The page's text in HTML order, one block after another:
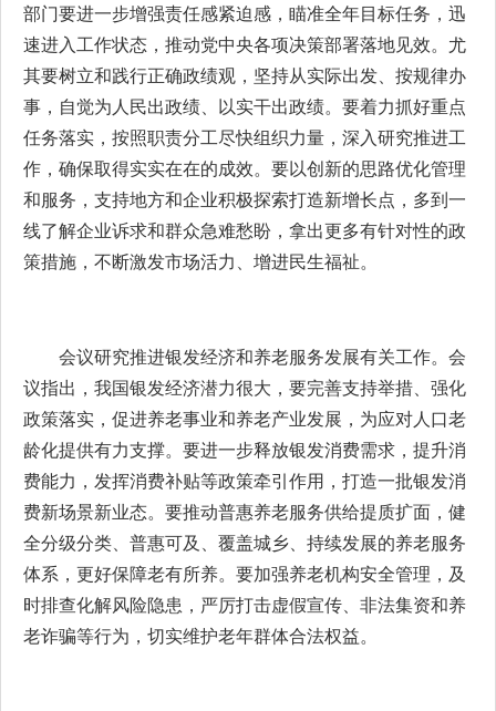
部门要进一步增强责任感紧迫感，瞄准全年目标任务，迅
速进入工作状态，推动党中央各项决策部署落地见效。尤
其要树立和践行正确政绩观，坚持从实际出发、按规律办
事，自觉为人民出政绩、以实干出政绩。要着力抓好重点
任务落实，按照职责分工尽快组织力量，深入研究推进工
作，确保取得实实在在的成效。要以创新的思路优化管理
和服务，支持地方和企业积极探索打造新增长点，多到一
线了解企业诉求和群众急难愁盼，拿出更多有针对性的政
策措施，不断激发市场活力、增进民生福祉。
会议研究推进银发经济和养老服务发展有关工作。会
议指出，我国银发经济潜力很大，要完善支持举措、强化
政策落实，促进养老事业和养老产业发展，为应对人口老
龄化提供有力支撑。要进一步释放银发消费需求，提升消
费能力，发挥消费补贴等政策牵引作用，打造一批银发消
费新场景新业态。要推动普惠养老服务供给提质扩面，健
全分级分类、普惠可及、覆盖城乡、持续发展的养老服务
体系，更好保障老有所养。要加强养老机构安全管理，及
时排查化解风险隐患，严厉打击虚假宣传、非法集资和养
老诈骗等行为，切实维护老年群体合法权益。